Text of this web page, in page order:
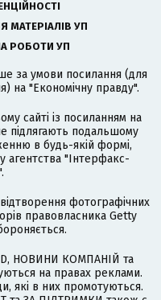
МАТЕРІАЛІВ УП
РОБОТИ УП
за умови посилання (для
на "Економічну правду".
сайті із посиланням на
підлягають подальшому
в будь-якій формі,
агентства "Інтерфакс-
фотографічних
правовласника Getty
НОВИНИ КОМПАНІЙ та
на правах реклами.
які в них промотуються.